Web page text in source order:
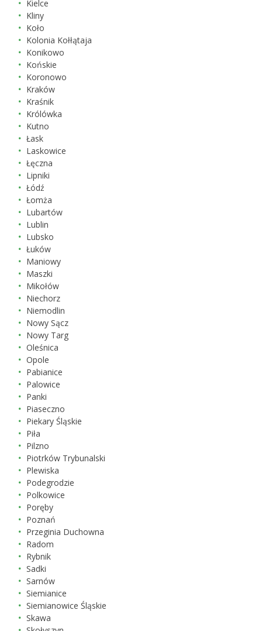
Kielce
Kliny
Koło
Kolonia Kołłątaja
Konikowo
Końskie
Koronowo
Kraków
Kraśnik
Królówka
Kutno
Łask
Laskowice
Łęczna
Lipniki
Łódź
Łomża
Lubartów
Lublin
Lubsko
Łuków
Maniowy
Maszki
Mikołów
Niechorz
Niemodlin
Nowy Sącz
Nowy Targ
Oleśnica
Opole
Pabianice
Palowice
Panki
Piaseczno
Piekary Śląskie
Piła
Pilzno
Piotrków Trybunalski
Plewiska
Podegrodzie
Polkowice
Poręby
Poznań
Przeginia Duchowna
Radom
Rybnik
Sadki
Sarnów
Siemianice
Siemianowice Śląskie
Skawa